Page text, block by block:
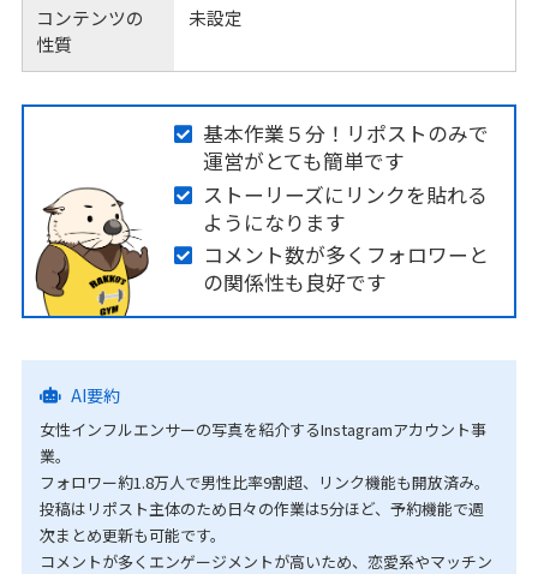
コンテンツの
性質
未設定
基本作業５分！リポストのみで
運営がとても簡単です
ストーリーズにリンクを貼れる
ようになります
コメント数が多くフォロワーと
の関係性も良好です
AI要約
女性インフルエンサーの写真を紹介するInstagramアカウント事
業。
フォロワー約1.8万人で男性比率9割超、リンク機能も開放済み。
投稿はリポスト主体のため日々の作業は5分ほど、予約機能で週
次まとめ更新も可能です。
コメントが多くエンゲージメントが高いため、恋愛系やマッチン